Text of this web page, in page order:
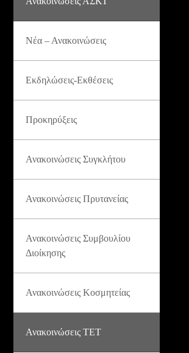
Νέα – Ανακοινώσεις
Εκδηλώσεις-Εκθέσεις
Προκηρύξεις
Ανακοινώσεις Συγκλήτου
Ανακοινώσεις Πρυτανείας
Ανακοινώσεις Συμβουλίου
Διοίκησης
Ανακοινώσεις Κοσμητείας
Ανακοινώσεις ΤΕΤ